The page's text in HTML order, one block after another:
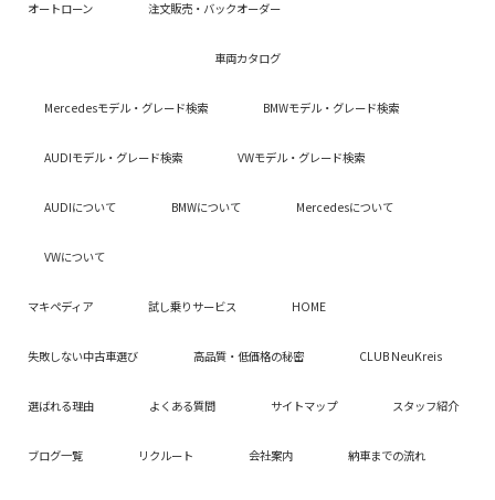
オートローン 注文販売・バックオーダー
車両カタログ
Mercedesモデル・グレード検索 BMWモデル・グレード検索
AUDIモデル・グレード検索 VWモデル・グレード検索
AUDIについて BMWについて Mercedesについて
VWについて
マキペディア 試し乗りサービス HOME
失敗しない中古車選び 高品質・低価格の秘密 CLUB NeuKreis
選ばれる理由 よくある質問 サイトマップ スタッフ紹介
ブログ一覧 リクルート 会社案内 納車までの流れ